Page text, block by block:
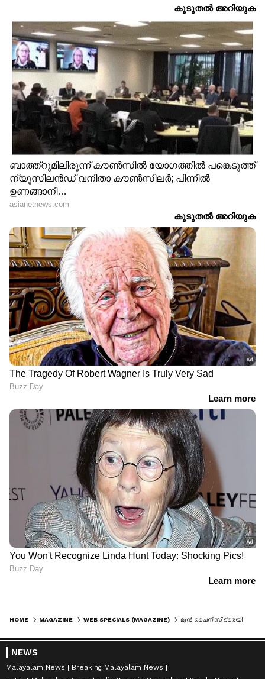
HOME MAGAZINE WEB SPECIALS (MAGAZINE)
NEWS
Malayalam News
Breaking Malayalam News